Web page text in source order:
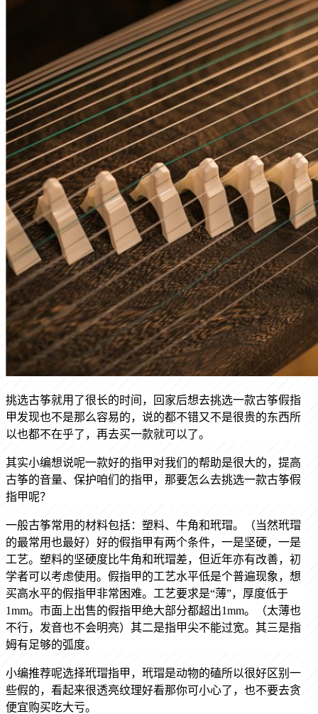
挑选古筝就用了很长的时间，回家后想去挑选一款古筝假指
甲发现也不是那么容易的，说的都不错又不是很贵的东西所
以也都不在乎了，再去买一款就可以了。
其实小编想说呢一款好的指甲对我们的帮助是很大的，提高
古筝的音量、保护咱们的指甲，那要怎么去挑选一款古筝假
指甲呢？
一般古筝常用的材料包括：塑料、牛角和玳瑁。（当然玳瑁
的最常用也最好）好的假指甲有两个条件，一是坚硬，一是
工艺。塑料的坚硬度比牛角和玳瑁差，但近年亦有改善，初
学者可以考虑使用。假指甲的工艺水平低是个普遍现象，想
买高水平的假指甲非常困难。工艺要求是“薄”，厚度低于
1mm。市面上出售的假指甲绝大部分都超出1mm。（太薄也
不行，发音也不会明亮）其二是指甲尖不能过宽。其三是指
姆有足够的弧度。
小编推荐呢选择玳瑁指甲，玳瑁是动物的磕所以很好区别一
些假的，看起来很透亮纹理好看那你可小心了，也不要去贪
便宜购买吃大亏。